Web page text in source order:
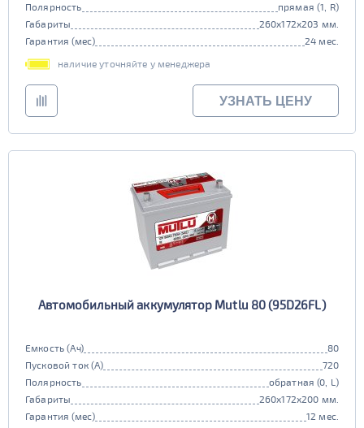
Полярность
прямая (1, R)
Габариты
260x172x203 мм.
Гарантия (мес)
24 мес.
наличие уточняйте у менеджера
УЗНАТЬ ЦЕНУ
Автомобильный аккумулятор Mutlu 80 (95D26FL)
Емкость (Ач)
80
Пусковой ток (А)
720
Полярность
обратная (0, L)
Габариты
260x172x200 мм.
Гарантия (мес)
12 мес.